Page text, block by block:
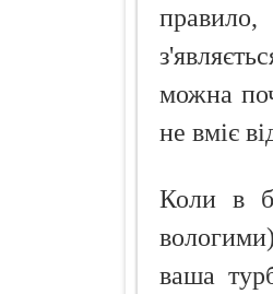
можна
не вміє
Коли в
ваша